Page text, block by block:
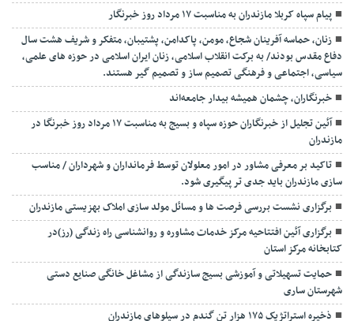
پیام سپاه کربلا مازندران به مناسبت ۱۷ مرداد روز خبرنگار
زنان، حماسه آفرینان شجاع، مومن، پاکدامن، پشتیبان، متفکر و شریف هشت سال
دفاع مقدس بودند/ به برکت انقلاب اسلامی، زنان ایران اسلامی در حوزه های علمی،
سیاسی، اجتماعی و فرهنگی تصمیم ساز و تصمیم گیر هستند.
خبرنگاران، چشمان همیشه بیدار جامعه‌اند
آئین تجلیل از خبرنگاران حوزه سپاه و بسیج به مناسبت ۱۷ مرداد روز خبرنگا در
مازندران
تاکید بر معرفی مشاور در امور معلولان توسط فرمانداران و شهرداران / مناسب
سازی مازندران باید جدی تر پیگیری شود.
برگزاری نشست بررسی فرصت ها و مسائل مولد سازی املاک بهزیستی مازندران
برگزاری آئین افتتاحیه مرکز خدمات مشاوره و روانشناسی راه زندگی (رز)در
کتابخانه مرکز استان
حمایت تسهیلاتی و آموزشی بسیج سازندگی از مشاغل خانگی صنایع دستی
شهرستان ساری
ذخیره استراتژیک ۱۷۵ هزار تن گندم در سیلوهای مازندران